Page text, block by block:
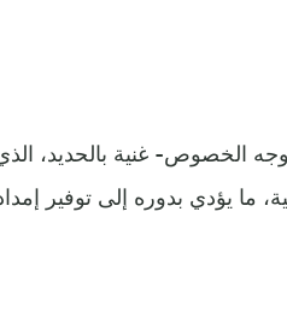
الخصوص- غنية بالحديد،
ما يؤدي بدوره إلى توفير